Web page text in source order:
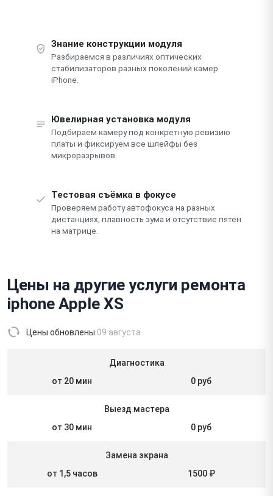
Знание конструкции модуля
Разбираемся в различиях оптических
стабилизаторов разных поколений камер
iPhone.
Ювелирная установка модуля
Подбираем камеру под конкретную ревизию
платы и фиксируем все шлейфы без
микроразрывов.
Тестовая съёмка в фокусе
Проверяем работу автофокуса на разных
дистанциях, плавность зума и отсутствие пятен
на матрице.
Цены на другие услуги ремонта
iphone Apple XS
Цены обновлены 09 августа
Диагностика
от 20 мин
0 руб
Выезд мастера
от 30 мин
0 руб
Замена экрана
от 1,5 часов
1500 ₽